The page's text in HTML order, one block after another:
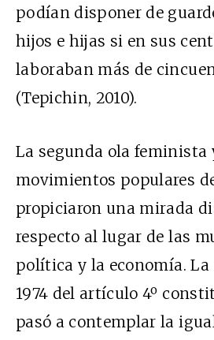
podían disponer de
hijos e hijas si en sus
laboraban más de
(Tepichin, 2010).
La segunda ola feminista
movimientos populares
propiciaron una mirada
respecto al lugar de las
política y la economía.
1974 del artículo 4º
pasó a contemplar la